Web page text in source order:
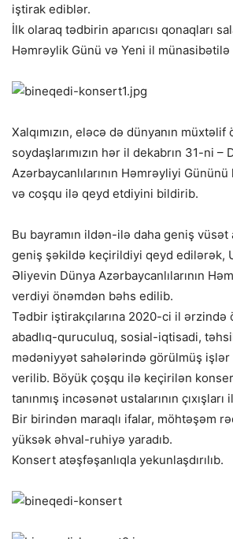
iştirak ediblər.
İlk olaraq tədbirin aparıcısı qonaqları
Həmrəylik Günü və Yeni il
Xalqımızın, eləcə də dünyanın
soydaşlarımızın hər il dekabrın 31-ni –
Azərbaycanlılarının Həmrəyliyi
və coşqu ilə qeyd etdiyini bildirib.
Bu bayramın ildən-ilə daha geniş vüsət
geniş şəkildə keçirildiyi qeyd edilərək,
Əliyevin Dünya Azərbaycanlılarının
verdiyi önəmdən bəhs edilib.
Tədbir iştirakçılarına 2020-ci il ərzində
abadlıq-quruculuq, sosial-iqtisadi,
mədəniyyət sahələrində görülmüş işlər
verilib. Böyük çoşqu ilə keçirilən
tanınmış incəsənət ustalarının
Bir birindən maraqlı ifalar, möhtəşəm
yüksək əhval-ruhiyə yaradıb.
Konsert atəşfəşanlıqla yekunlaşdırılıb.